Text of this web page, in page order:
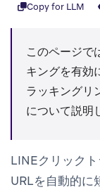
Copy for LLM
このページで
キングを有効
ラッキングリ
について説明
LINEクリック
URLを自動的に